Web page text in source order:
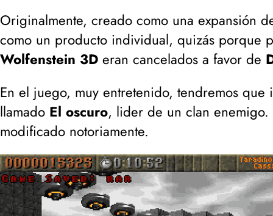
Originalmente, creado como una expansión
como un producto individual, quizás porque
Wolfenstein 3D eran cancelados a favor de
En el juego, muy entretenido, tendremos
llamado El oscuro, lider de un clan
modificado notoriamente.